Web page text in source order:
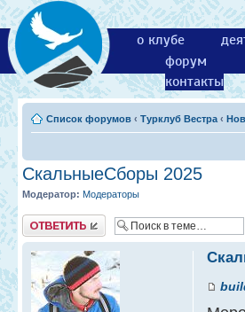
о клубе
форум
контакты
Список форумов ‹ Турклуб Вестра ‹
СкальныеСборы 2025
Модератор: Модераторы
Ответить